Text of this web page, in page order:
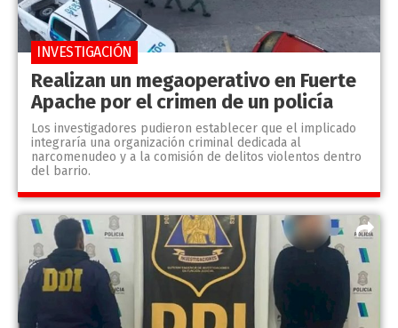
Realizan un megaoperativo en Fuerte
Apache por el crimen de un policía
Los investigadores pudieron establecer que el implicado
integraría una organización criminal dedicada al
narcomenudeo y a la comisión de delitos violentos dentro
del barrio.
INVESTIGACIÓN